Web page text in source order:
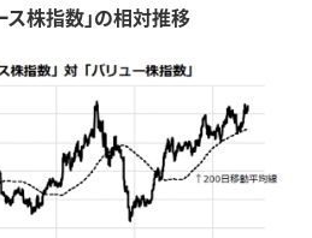
ス株指数」の相対推移